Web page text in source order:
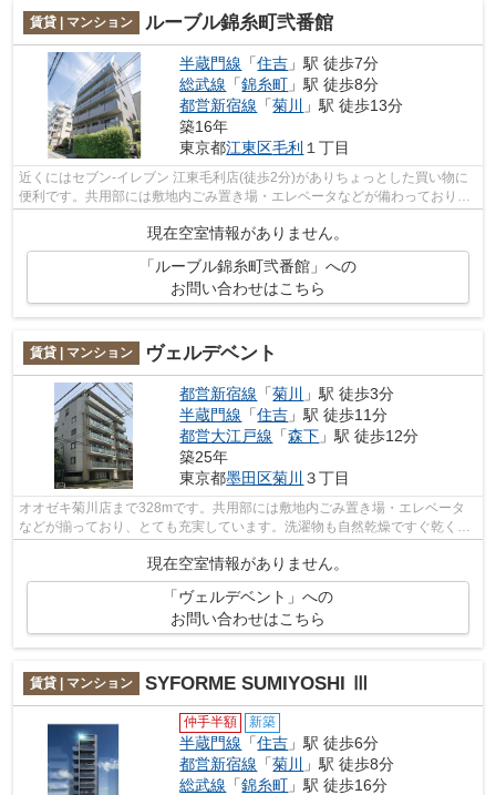
賃貸 | マンション ルーブル錦糸町弐番館
半蔵門線 「住吉 」駅 徒歩7分
総武線 「錦糸町 」駅 徒歩8分
都営新宿線 「菊川
」駅 徒歩13分
築16年
東京都江東区毛利 １丁目
近くにはセブン‐イレブン 江東毛利店(徒歩2分)がありちょっとした買い物に
便利です。共用部には敷地内ごみ置き場・エレベータなどが備わっておりと
現在空室情報がありません。
「ルーブル錦糸町弐番館」への
お問い合わせはこちら
賃貸 | マンション ヴェルデベント
都営新宿線 「菊川
」駅 徒歩3分
半蔵門線 「住吉 」駅 徒歩11分
都営大江戸線 「森下 」駅 徒歩12分
築25年
東京都墨田区菊川 ３丁目
オオゼキ菊川店まで328mです。共用部には敷地内ごみ置き場・エレベータ
などが揃っており、とても充実しています。洗濯物も自然乾燥ですぐ乾く通
現在空室情報がありません。
「ヴェルデベント」への
お問い合わせはこちら
賃貸 | マンション SYFORME SUMIYOSHI Ⅲ
仲手半額 新築
半蔵門線 「住吉 」駅 徒歩6分
都営新宿線 「菊川
」駅 徒歩8分
総武線 「錦糸町 」駅 徒歩16分